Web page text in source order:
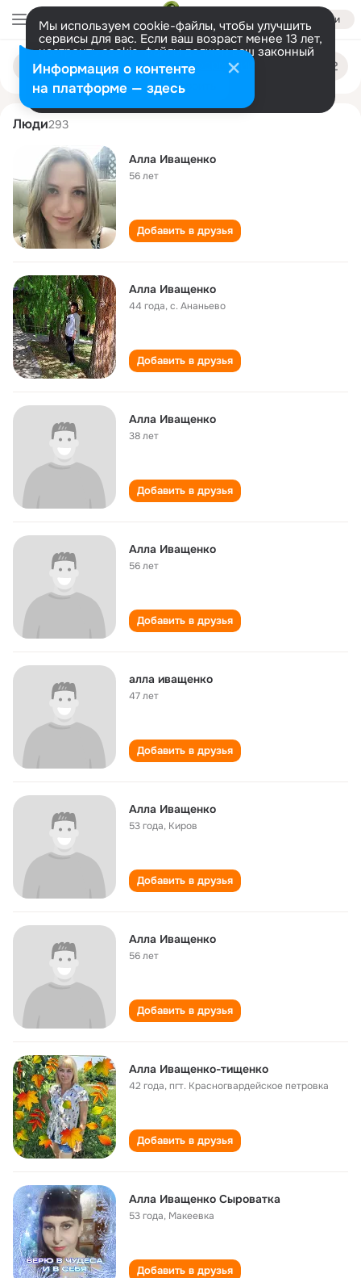
Войти
Мы используем cookie-файлы, чтобы улучшить
сервисы для вас. Если ваш возраст менее 13 лет,
настроить cookie-файлы должен ваш законный
представитель. Больше информации
Разрешить все Настроить
Поиск
людям
alla ivaschenko
Люди293
Алла Иващенко
56 лет
Добавить в друзья
Алла Иващенко
44 года,с. Ананьево
Добавить в друзья
Алла Иващенко
38 лет
Добавить в друзья
Алла Иващенко
56 лет
Добавить в друзья
алла иващенко
47 лет
Добавить в друзья
Алла Иващенко
53 года, Киров
Добавить в друзья
Алла Иващенко
56 лет
Добавить в друзья
Алла Иващенко-тищенко
42 года,пгт. Красногвардейское петровка
Добавить в друзья
Алла Иващенко Сыроватка
53 года, Макеевка
Добавить в друзья
Информация о контенте
на платформе — здесь